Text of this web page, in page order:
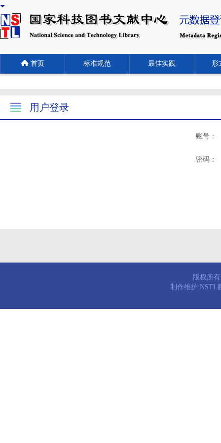
首页 标准规范 最佳实践 形
用户登录
账号：
密码：
版权所
制作维护:NSTL